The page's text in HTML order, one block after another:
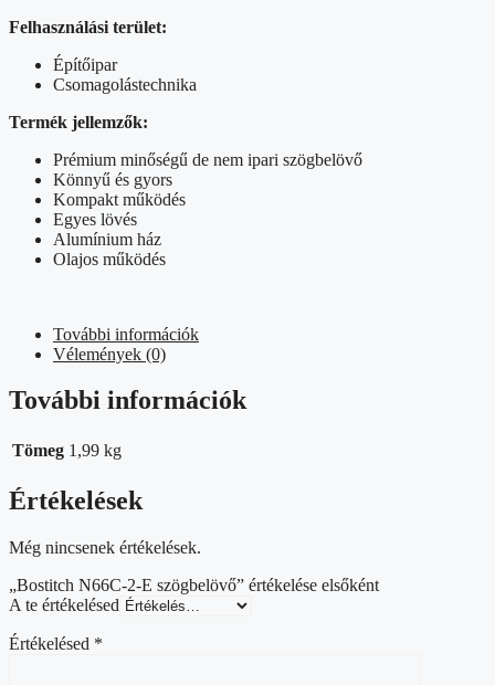
Felhasználási terület:
Építőipar
Csomagolástechnika
Termék jellemzők:
Prémium minőségű de nem ipari szögbelövő
Könnyű és gyors
Kompakt működés
Egyes lövés
Alumínium ház
Olajos működés
További információk
Vélemények (0)
További információk
Tömeg 1,99 kg
Értékelések
Még nincsenek értékelések.
„Bostitch N66C-2-E szögbelövő” értékelése elsőként
A te értékelésed
Értékelésed *